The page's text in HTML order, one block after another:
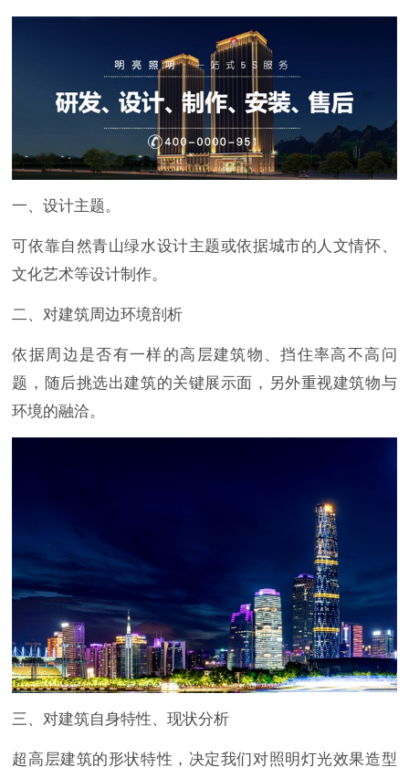
一、设计主题。
可依靠自然青山绿水设计主题或依据城市的人文情怀、
文化艺术等设计制作。
二、对建筑周边环境剖析
依据周边是否有一样的高层建筑物、挡住率高不高问
题，随后挑选出建筑的关键展示面，另外重视建筑物与
环境的融洽。
三、对建筑自身特性、现状分析
超高层建筑的形状特性，决定我们对照明灯光效果造型